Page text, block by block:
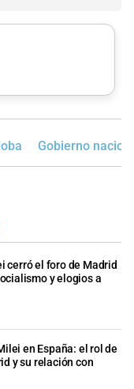
Gobierno
cerró el foro de Madrid
y elogios a
en España: el rol de
y su relación con